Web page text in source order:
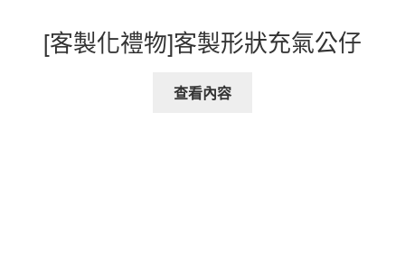
[客製化禮物]客製形狀充氣公仔
查看內容